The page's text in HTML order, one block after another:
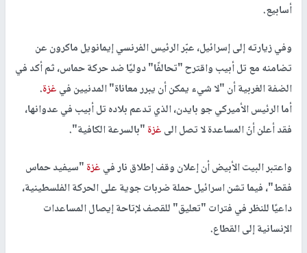
أسابيع.
وفي زيارته إلى إسرائيل، عبّر الرئيس الفرنسي إيمانويل ماكرون عن
تضامنه مع تل أبيب واقترح "تحالفًا" دوليًا ضد حركة حماس، ثم أكد في
الضفة الغربية أن "لا شيء يمكن أن يبرر معاناة" المدنيين فيغزة.
أما الرئيس الأميركي جو بايدن، الذي تدعم بلاده تل أبيب في عدوانها،
فقد أعلن أنّ المساعدة لا تصل الىغزة"بالسرعة الكافية".
واعتبر البيت الأبيض أن إعلان وقف إطلاق نار فيغزة"سيفيد حماس
فقط"، فيما تشن اسرائيل حملة ضربات جوية على الحركة الفلسطينية،
داعيًا للنظر في فترات "تعليق" للقصف لإتاحة إيصال المساعدات
الإنسانية إلى القطاع.